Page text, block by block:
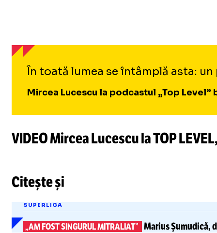
În toată lumea se întâmplă asta:
Mircea Lucescu la podcastul „Top Level”
VIDEO Mircea Lucescu la TOP
Citește și
SUPERLIGA
„AM FOST SINGURUL MITRALIAT” Marius Șumudică,